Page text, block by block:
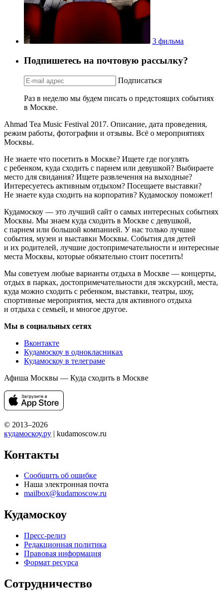
3 фильма
Подпишетесь на почтовую рассылку?
Подписаться
Раз в неделю мы будем писать о предстоящих событиях
в Москве.
Ahmad Tea Music Festival 2017. Описание, дата проведения,
режим работы, фотографии и отзывы. Всё о мероприятиях
Москвы.
Не знаете что посетить в Москве? Ищете где погулять
с ребенком, куда сходить с парнем или девушкой? Выбираете
место для свидания? Ищете развлечения на выходные?
Интересуетесь активным отдыхом? Посещаете выставки?
Не знаете куда сходить на корпоратив? Кудамоскоу поможет!
Кудамоскоу — это лучший сайт о самых интересных событиях
Москвы. Мы знаем куда сходить в Москве с девушкой,
с парнем или большой компанией. У нас только лучшие
события, музеи и выставки Москвы. События для детей
и их родителей, лучшие достопримечательности и интересные
места Москвы, которые обязательно стоит посетить!
Мы советуем любые варианты отдыха в Москве — концерты,
отдых в парках, достопримечательности для экскурсий, места,
куда можно сходить с ребенком, выставки, театры, шоу,
спортивные мероприятия, места для активного отдыха
и отдыха с семьей, и многое другое.
Мы в социальных сетях
Вконтакте
Кудамоскоу в однокласниках
Кудамоскоу в телеграме
Афиша Москвы — Куда сходить в Москве
© 2013–2026
кудамоскоу.ру | kudamoscow.ru
Контакты
Сообщить об ошибке
Наша электронная почта
mailbox@kudamoscow.ru
Кудамоскоу
Пресс-релиз
Редакционная политика
Правовая информация
Формат ресурса
Сотрудничество